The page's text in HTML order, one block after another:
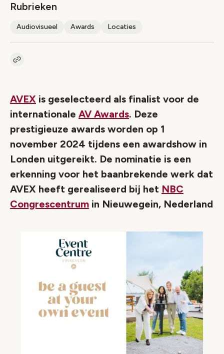
Rubrieken
Audiovisueel Awards Locaties
Kopieer link naar artikel
AVEX is geselecteerd als finalist voor de
internationale AV Awards. Deze
prestigieuze awards worden op 1
november 2024 tijdens een awardshow in
Londen uitgereikt. De nominatie is een
erkenning voor het baanbrekende werk dat
AVEX heeft gerealiseerd bij het NBC
Congrescentrum in Nieuwegein, Nederland